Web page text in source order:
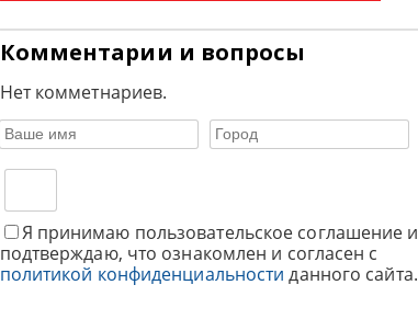
Комментарии и вопросы
Нет комметнариев.
Я принимаю пользовательское соглашение и
подтверждаю, что ознакомлен и согласен с
политикой конфиденциальности данного сайта.